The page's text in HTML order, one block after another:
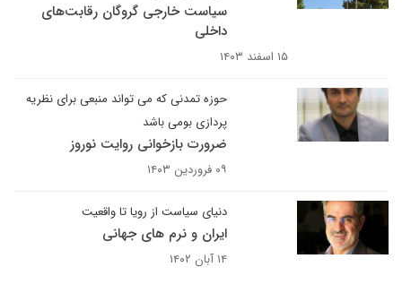
سیاست خارجی گروگان رقابت‌های
داخلی
۱۵ اسفند ۱۴۰۳
حوزه تمدنی که می ‏تواند منبعی برای نظریه‏
پردازی بومی باشد
ضرورت بازخوانی روایت نوروز
۰۹ فروردین ۱۴۰۳
دنیای سیاست از رویا تا واقعیت
ایران و نرم های جهانی
۱۴ آبان ۱۴۰۲